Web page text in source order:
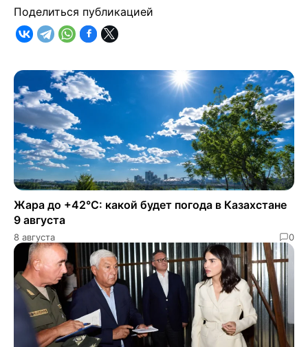
Поделиться публикацией
Жара до +42°C: какой будет погода в Казахстане
9 августа
8 августа 0